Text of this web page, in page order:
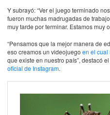
Y subrayó: “Ver el juego terminado
fueron muchas madrugadas de
muy tarde por terminar. Estamos muy
“Pensamos que la mejor manera de
eso creamos un videojuego en el cual
que existe en nuestro país”, destacó
oficial de Instagram.